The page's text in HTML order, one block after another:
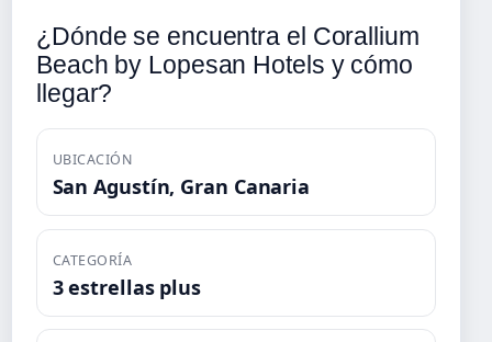
¿Dónde se encuentra el Corallium
Beach by Lopesan Hotels y cómo
llegar?
UBICACIÓN
San Agustín, Gran Canaria
CATEGORÍA
3 estrellas plus